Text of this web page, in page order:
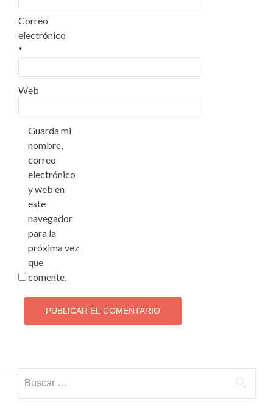
Correo
electrónico
*
Web
Guarda mi
nombre,
correo
electrónico
y web en
este
navegador
para la
próxima vez
que
comente.